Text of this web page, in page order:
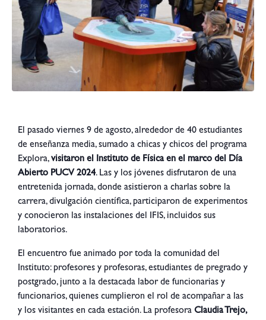
El pasado viernes 9 de agosto, alrededor de 40 estudiantes
de enseñanza media, sumado a chicas y chicos del programa
Explora,visitaron el Instituto de Física en el marco del Día
Abierto PUCV 2024. Las y los jóvenes disfrutaron de una
entretenida jornada, donde asistieron a charlas sobre la
carrera, divulgación científica, participaron de experimentos
y conocieron las instalaciones del IFIS, incluidos sus
laboratorios.
El encuentro fue animado por toda la comunidad del
Instituto: profesores y profesoras, estudiantes de pregrado y
postgrado, junto a la destacada labor de funcionarias y
funcionarios, quienes cumplieron el rol de acompañar a las
y los visitantes en cada estación. La profesora Claudia Trejo,